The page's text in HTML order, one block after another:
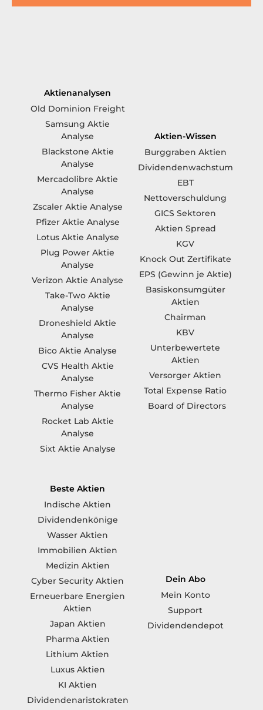
Aktienanalysen
Old Dominion Freight
Samsung Aktie
Analyse
Blackstone Aktie
Analyse
Mercadolibre Aktie
Analyse
Zscaler Aktie Analyse
Pfizer Aktie Analyse
Lotus Aktie Analyse
Plug Power Aktie
Analyse
Verizon Aktie Analyse
Take-Two Aktie
Analyse
Droneshield Aktie
Analyse
Bico Aktie Analyse
CVS Health Aktie
Analyse
Thermo Fisher Aktie
Analyse
Rocket Lab Aktie
Analyse
Sixt Aktie Analyse
Aktien-Wissen
Burggraben Aktien
Dividendenwachstum
EBT
Nettoverschuldung
GICS Sektoren
Aktien Spread
KGV
Knock Out Zertifikate
EPS (Gewinn je Aktie)
Basiskonsumgüter
Aktien
Chairman
KBV
Unterbewertete
Aktien
Versorger Aktien
Total Expense Ratio
Board of Directors
Beste Aktien
Indische Aktien
Dividendenkönige
Wasser Aktien
Immobilien Aktien
Medizin Aktien
Cyber Security Aktien
Erneuerbare Energien
Aktien
Japan Aktien
Pharma Aktien
Lithium Aktien
Luxus Aktien
KI Aktien
Dividendenaristokraten
Dein Abo
Mein Konto
Support
Dividendendepot